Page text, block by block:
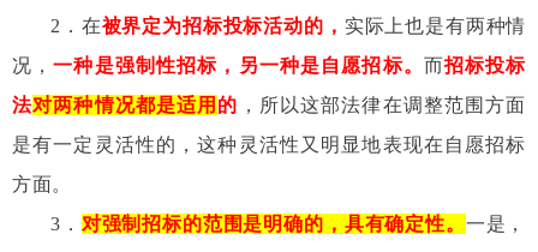
2 ．在被界定为招标投标活动的， 实际上也是有两种情
况，一种是强制性招标，另一种是自愿招标。 而招标投标
法对两种情况都是适用 的 ，所以这部法律在调整范围方面
是有一定灵活性的，这种灵活性又明显地表现在自愿招标
方面。
3 ． 对强制招标的范围是明确的，具有确定性。 一是，